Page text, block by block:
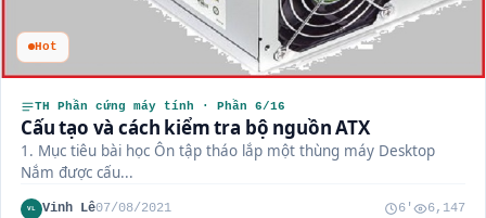
Hot
TH Phần cứng máy tính · Phần 6/16
Cấu tạo và cách kiểm tra bộ nguồn ATX
1. Mục tiêu bài học Ôn tập tháo lắp một thùng máy Desktop
Nắm được cấu...
VL Vinh Lê07/08/2021 6' 6,147